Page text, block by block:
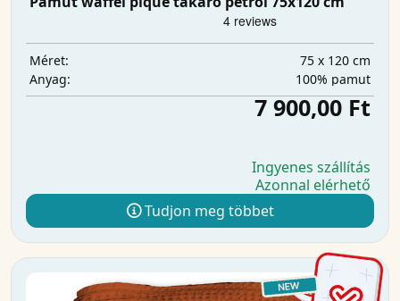
Méret:
75 x 120 cm
Anyag:
100% pamut
7 900,00 Ft
Ingyenes szállítás
Azonnal elérhető
Tudjon meg többet